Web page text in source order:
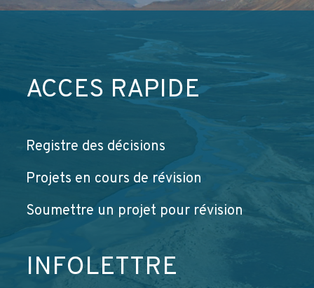
ACCÈS RAPIDE
Registre des décisions
Projets en cours de révision
Soumettre un projet pour révision
INFOLETTRE